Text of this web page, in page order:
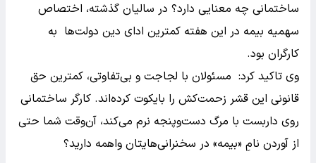
ساختمانی چه معنایی دارد؟ در سالیان گذشته، اختصاص
سهمیه بیمه در این هفته کمترین ادای دین دولت‌ها به
کارگران بود.
وی تاکید کرد: مسئولان با لجاجت و بی‌تفاوتی، کمترین حق
قانونی این قشر زحمت‌کش را بایکوت کرده‌اند. کارگر ساختمانی
روی داربست با مرگ دست‌وپنجه نرم می‌کند، آن‌وقت شما حتی
از آوردن نامِ «بیمه» در سخنرانی‌هایتان واهمه دارید؟